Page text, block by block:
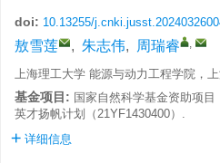
doi: 10.13255/
敖雪莲 , 朱志伟, 周瑞睿 ,
上海理工大学 能源与动力工程学院，
基金项目: 国家自然科学基金资助项
英才扬帆计划（21YF1430400）.
详细信息